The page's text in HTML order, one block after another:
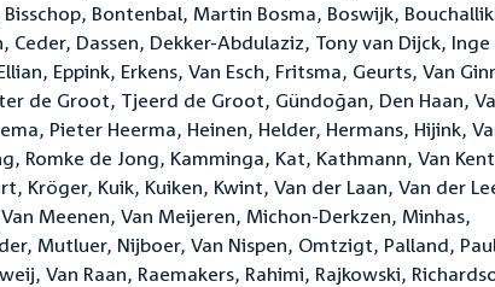
Bontenbal, Martin Bosma, Boswijk,
Dassen, Dekker-Abdulaziz, Tony van Dijck, Inge
Eppink, Erkens, Van Esch, Fritsma, Geurts, Van
de Groot, Tjeerd de Groot, Gündoğan, Den Haan,
Pieter Heerma, Heinen, Helder, Hermans, Hijink,
Romke de Jong, Kamminga, Kat, Kathmann, Van
Kröger, Kuik, Kuiken, Kwint, Van der Laan, Van der
Meenen, Van Meijeren, Michon-Derkzen, Minhas,
Mutluer, Nijboer, Van Nispen, Omtzigt, Palland,
Van Raan, Raemakers, Rahimi, Rajkowski,